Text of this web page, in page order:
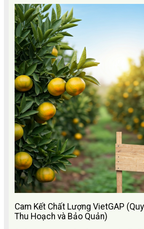
Cam Kết Chất Lượng VietGAP
Thu Hoạch và Bảo Quản)